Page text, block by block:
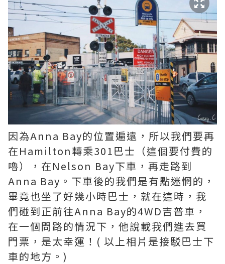
因為Anna Bay的位置遍遠，所以我們要再
在Hamilton轉乘301巴士（這個要付費的
嚕），在Nelson Bay下車，再走路到
Anna Bay。下車後的我們是有點迷惘的，
畢竟也坐了好幾小時巴士，就在這時，我
們碰到正前往Anna Bay的4WD吉普車，
在一個問路的情況下，他說載我們進去買
門票，是太幸運！( 以上相片是接駁巴士下
車的地方。)